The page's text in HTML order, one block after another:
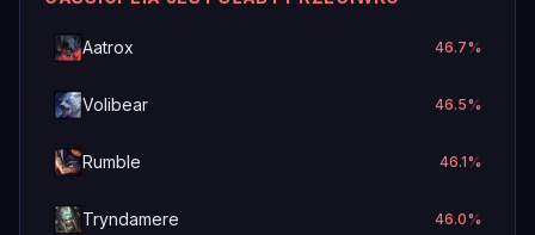
Aatrox 46.7%
Volibear 46.5%
Rumble 46.1%
Tryndamere 46.0%